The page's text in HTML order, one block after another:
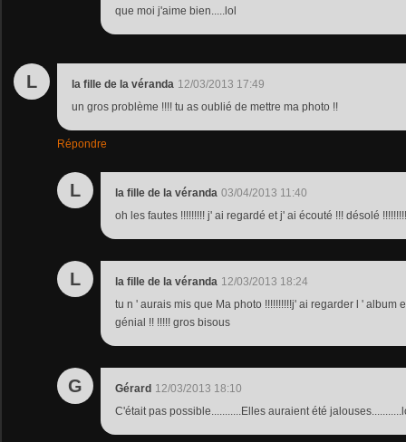
que moi j'aime bien.....lol
L la fille de la véranda 12/03/2013 17:49
un gros problème !!!! tu as oublié de mettre ma photo !!
Répondre
L la fille de la véranda 03/04/2013 11:40
oh les fautes !!!!!!!!! j' ai regardé et j' ai écouté !!! désolé !!!!!!!!!
L la fille de la véranda 12/03/2013 18:24
tu n ' aurais mis que Ma photo !!!!!!!!!!j' ai regarder l ' album
génial !! !!!!! gros bisous
G Gérard 12/03/2013 18:10
C'était pas possible...........Elles auraient été